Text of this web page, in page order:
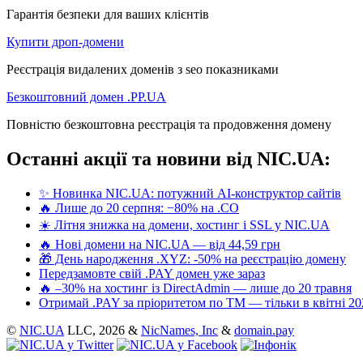
Гарантія безпеки для ваших клієнтів
Купити дроп-домени
Реєстрація видалених доменів з seo показниками
Безкоштовний домен .PP.UA
Повністю безкоштовна реєстрація та продовження домену
Останні акції та новини від NIC.UA:
✨ Новинка NIC.UA: потужний AI-конструктор сайтів
🔥 Лише до 20 серпня: −80% на .CO
☀️ Літня знижка на домени, хостинг і SSL у NIC.UA
🔥 Нові домени на NIC.UA — від 44,59 грн
🎁 День народження .XYZ: -50% на реєстрацію домену
Передзамовте свій .PAY домен уже зараз
🔥 –30% на хостинг із DirectAdmin — лише до 20 травня
Отримай .PAY за пріоритетом по ТМ — тільки в квітні
© NIC.UA LLC, 2026 & NicNames, Inc & domain.pay